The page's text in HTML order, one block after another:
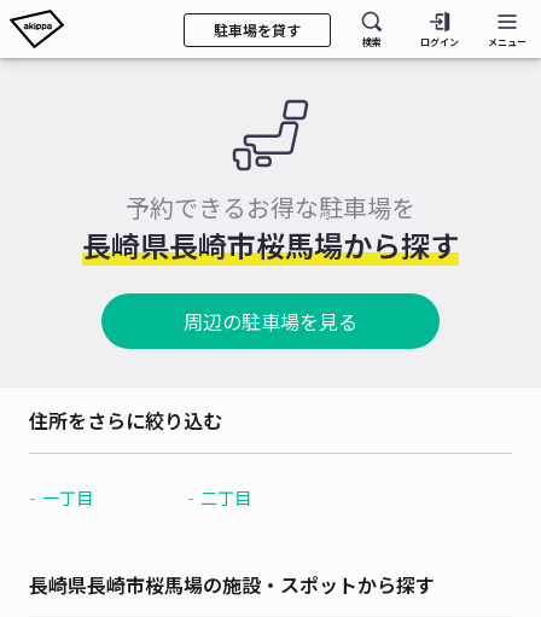
駐車場を貸す
検索 ログイン メニュー
予約できるお得な駐車場を
長崎県長崎市桜馬場から探す
周辺の駐車場を見る
住所をさらに絞り込む
一丁目 二丁目
長崎県長崎市桜馬場の施設・スポットから探す